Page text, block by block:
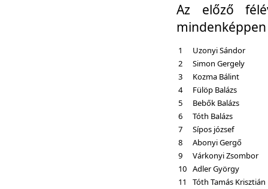
Az előző
1
Uzonyi Sándor
2
Simon Gergely
3
Kozma Bálint
4
Fülöp Balázs
5
Bebők Balázs
6
Tóth Balázs
7
Sípos józsef
8
Abonyi Gergő
9
Várkonyi Zsombor
10 Adler György
11
Tóth Tamás Krisztián